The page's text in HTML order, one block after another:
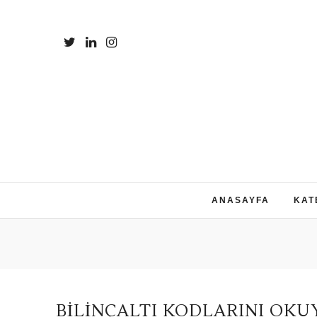
ANASAYFA
BILINÇALTI KODLARINI